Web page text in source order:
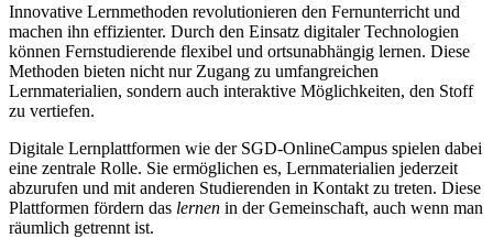
Innovative Lernmethoden revolutionieren den Fernunterricht und
machen ihn effizienter. Durch den Einsatz digitaler Technologien
können Fernstudierende flexibel und ortsunabhängig lernen. Diese
Methoden bieten nicht nur Zugang zu umfangreichen
Lernmaterialien, sondern auch interaktive Möglichkeiten, den Stoff
zu vertiefen.
Digitale Lernplattformen wie der SGD-OnlineCampus spielen dabei
eine zentrale Rolle. Sie ermöglichen es, Lernmaterialien jederzeit
abzurufen und mit anderen Studierenden in Kontakt zu treten. Diese
Plattformen fördern das lernen in der Gemeinschaft, auch wenn man
räumlich getrennt ist.